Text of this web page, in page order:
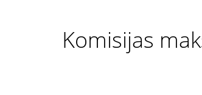
Komisijas